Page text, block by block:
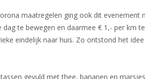
maatregelen ging ook dit evenement
te bewegen en daarmee € 1,- per km te
eindelijk naar huis. Zo ontstond het
gevuld met thee, bananen en